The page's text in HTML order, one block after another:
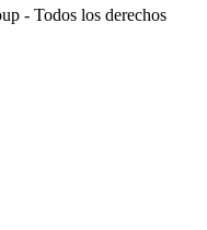
- Todos los derechos